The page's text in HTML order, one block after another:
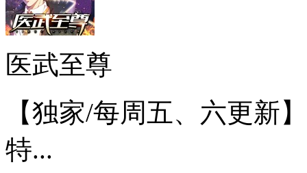
医武至尊
【独家/每周五、六更新
特...